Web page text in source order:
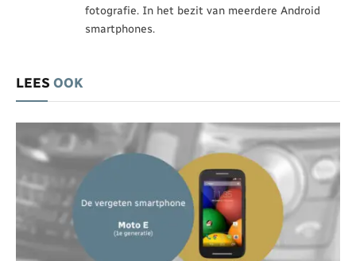
fotografie. In het bezit van meerdere Android
smartphones.
LEES OOK